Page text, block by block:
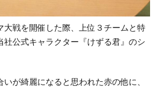
大戦を開催した際、上位３チームと特
社公式キャラクター『けずる君』のシ
が綺麗になると思われた赤の他に、